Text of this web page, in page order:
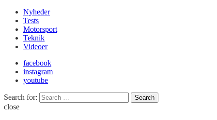
Nyheder
Tests
Motorsport
Teknik
Videoer
facebook
instagram
youtube
Search for: Search
close